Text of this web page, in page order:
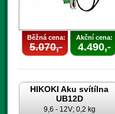
Běžná cena:
5.070,-
Akční cena:
4.490,-
HIKOKI Aku svítílna
UB12D
9,6 - 12V; 0,2 kg